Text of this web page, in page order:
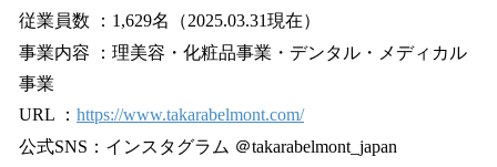
従業員数 ：1,629名（2025.03.31現在）
事業内容 ：理美容・化粧品事業・デンタル・メディカル
事業
URL ： https://www.takarabelmont.com/
公式SNS：インスタグラム ＠takarabelmont_japan